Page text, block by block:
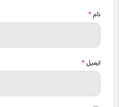
نام*
ایمیل*